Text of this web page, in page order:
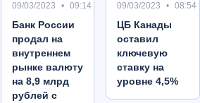
09/03/2023 09:14
Банк России
продал на
внутреннем
рынке валюту
на 8,9 млрд
рублей с
09/03/2023 08:54
ЦБ Канады
оставил
ключевую
ставку на
уровне 4,5%